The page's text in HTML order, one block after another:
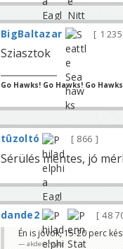
BigBaltazar 1 235
Sziasztok
Go Hawks! Go Hawks! Go
tûzoltó 866
Sérülés mentes, jó
dande2 48
Én is jövök, 15-20 perc
akdestroyer